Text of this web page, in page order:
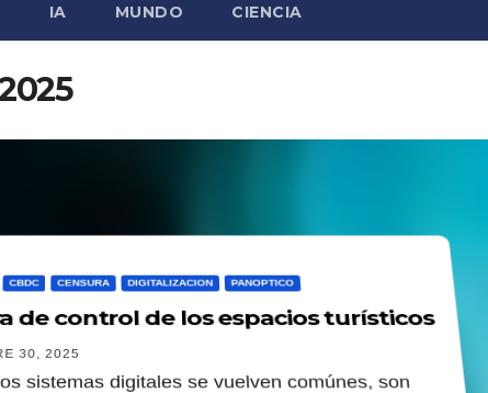
IA MUNDO CIENCIA
CBDC CENSURA DIGITALIZACION PANOPTICO
de control de los espacios turísticos
30, 2025
sistemas digitales se vuelven comúnes, son